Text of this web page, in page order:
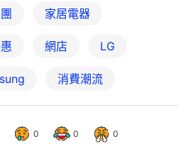
家居電器
網店 LG
消費潮流
0 0 0